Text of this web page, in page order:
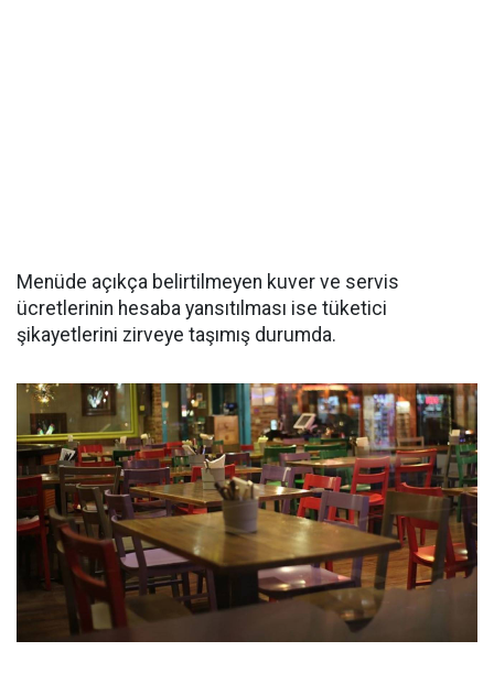
Menüde açıkça belirtilmeyen kuver ve servis
ücretlerinin hesaba yansıtılması ise tüketici
şikayetlerini zirveye taşımış durumda.